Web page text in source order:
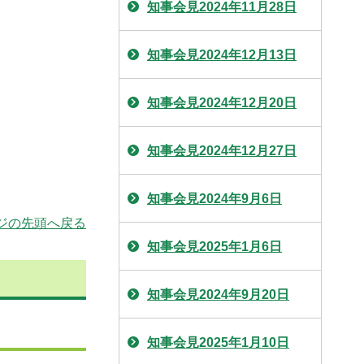
の先頭へ戻る
知事会見2024年11月28日
知事会見2024年12月13日
知事会見2024年12月20日
知事会見2024年12月27日
知事会見2024年9月6日
知事会見2025年1月6日
知事会見2024年9月20日
知事会見2025年1月10日